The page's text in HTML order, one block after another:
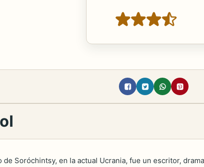
de Soróchintsy, en la actual Ucrania, fue un escritor,